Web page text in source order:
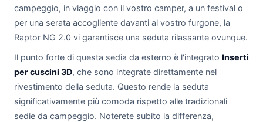
campeggio, in viaggio con il vostro camper, a un festival o
per una serata accogliente davanti al vostro furgone, la
Raptor NG 2.0 vi garantisce una seduta rilassante ovunque.
Il punto forte di questa sedia da esterno è l'integrato Inserti
per cuscini 3D, che sono integrate direttamente nel
rivestimento della seduta. Questo rende la seduta
significativamente più comoda rispetto alle tradizionali
sedie da campeggio. Noterete subito la differenza,